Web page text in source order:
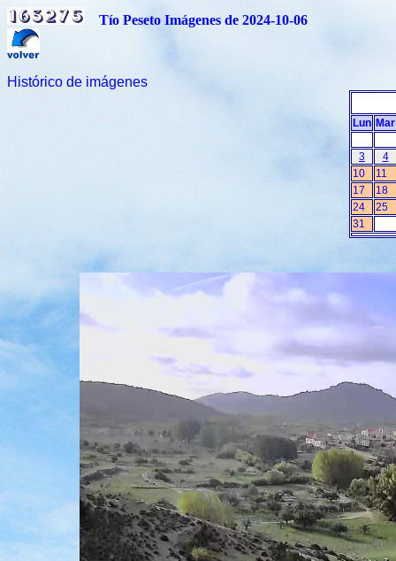
Tío Peseto Imágenes de 2024-10-06
Histórico de imágenes
Lun Mar
3
4
10
11
17
18
24
25
31